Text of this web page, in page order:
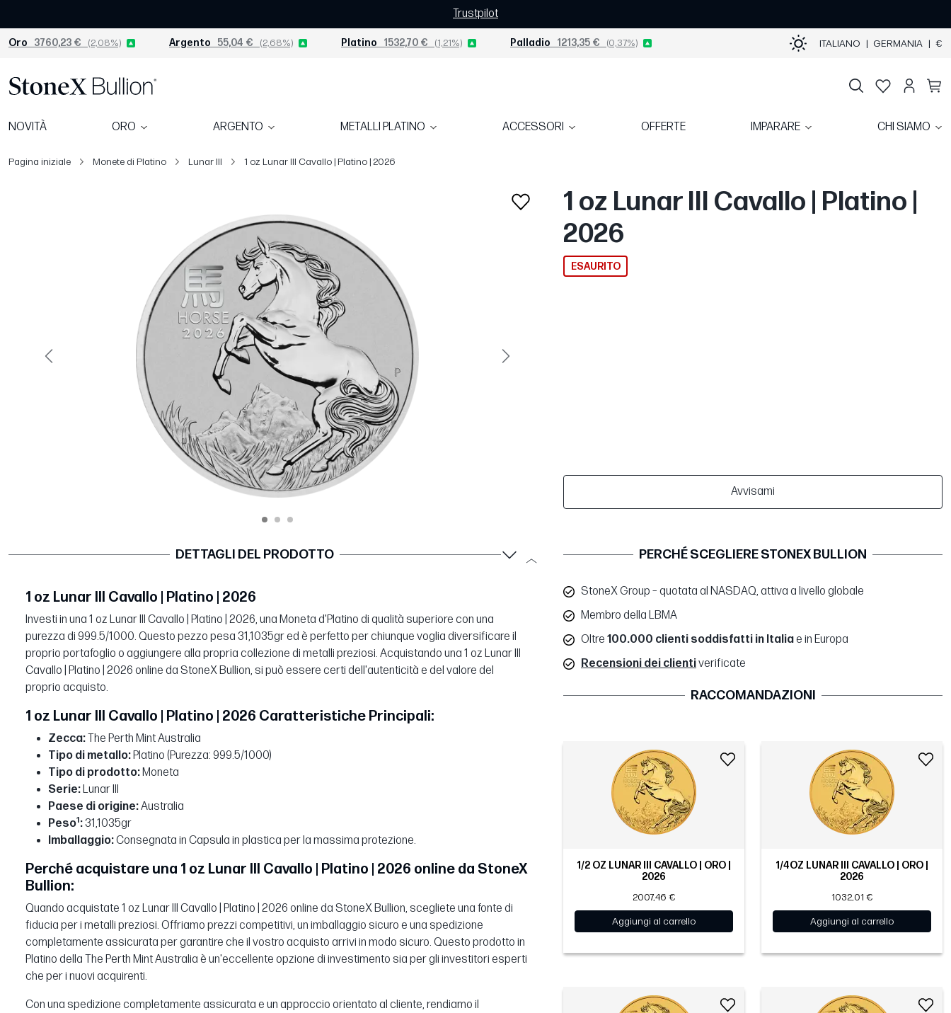
Trustpilot
Oro 3760,23 € (2,08%) Argento 55,04 € (2,68%) Platino 1532,70 € (1,21%) Palladio 1213,35 € (0,37%) ITALIANO | GERMANIA | €
NOVITÀ ORO ARGENTO METALLI PLATINO ACCESSORI OFFERTE IMPARARE CHI SIAMO
Pagina iniziale Monete di Platino Lunar III 1 oz Lunar III Cavallo | Platino | 2026
Precedente Avanti
1 oz Lunar III Cavallo | Platino |
2026
ESAURITO
Avvisami
DETTAGLI DEL PRODOTTO
1 oz Lunar III Cavallo | Platino | 2026
Investi in una 1 oz Lunar III Cavallo | Platino | 2026, una Moneta d'Platino di qualità superiore con una
purezza di 999.5/1000. Questo pezzo pesa 31,1035gr ed è perfetto per chiunque voglia diversificare il
proprio portafoglio o aggiungere alla propria collezione di metalli preziosi. Acquistando una 1 oz Lunar III
Cavallo | Platino | 2026 online da StoneX Bullion, si può essere certi dell'autenticità e del valore del
proprio acquisto.
1 oz Lunar III Cavallo | Platino | 2026 Caratteristiche Principali:
Zecca: The Perth Mint Australia
Tipo di metallo:Platino (Purezza: 999.5/1000)
Tipo di prodotto:Moneta
Serie:Lunar III
Paese di origine:Australia
Peso1: 31,1035gr
Imballaggio:Consegnata in Capsula in plastica per la massima protezione.
Perché acquistare una 1 oz Lunar III Cavallo | Platino | 2026 online da StoneX
Bullion:
Quando acquistate 1 oz Lunar III Cavallo | Platino | 2026 online da StoneX Bullion, scegliete una fonte di
fiducia per i metalli preziosi. Offriamo prezzi competitivi, un imballaggio sicuro e una spedizione
completamente assicurata per garantire che il vostro acquisto arrivi in modo sicuro. Questo prodotto in
Platino della The Perth Mint Australia è un'eccellente opzione di investimento sia per gli investitori esperti
che per i nuovi acquirenti.
Con una spedizione completamente assicurata e un approccio orientato al cliente, rendiamo il
PERCHÉ SCEGLIERE STONEX BULLION
StoneX Group – quotata al NASDAQ, attiva a livello globale
Membro della LBMA
Oltre 100.000 clienti soddisfatti in Italiae in Europa
Recensioni dei clientiverificate
RACCOMANDAZIONI
1/2 OZ LUNAR III CAVALLO | ORO |
2026
2007,46 €
Aggiungi al carrello
1/4OZ LUNAR III CAVALLO | ORO |
2026
1032,01 €
Aggiungi al carrello